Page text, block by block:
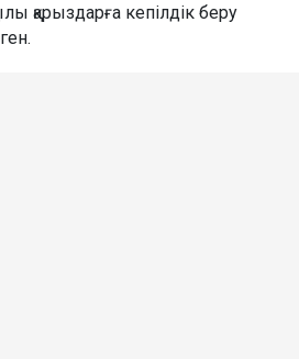
қарыздарға кепілдік беру